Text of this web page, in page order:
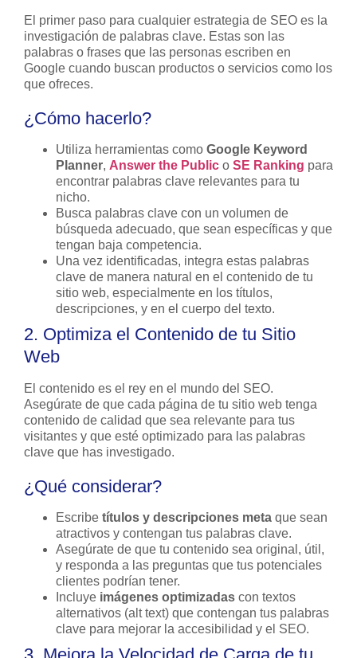
El primer paso para cualquier estrategia de SEO es la
investigación de palabras clave. Estas son las
palabras o frases que las personas escriben en
Google cuando buscan productos o servicios como los
que ofreces.
¿Cómo hacerlo?
Utiliza herramientas como Google Keyword
Planner, Answer the Public o SE Ranking para
encontrar palabras clave relevantes para tu
nicho.
Busca palabras clave con un volumen de
búsqueda adecuado, que sean específicas y que
tengan baja competencia.
Una vez identificadas, integra estas palabras
clave de manera natural en el contenido de tu
sitio web, especialmente en los títulos,
descripciones, y en el cuerpo del texto.
2. Optimiza el Contenido de tu Sitio
Web
El contenido es el rey en el mundo del SEO.
Asegúrate de que cada página de tu sitio web tenga
contenido de calidad que sea relevante para tus
visitantes y que esté optimizado para las palabras
clave que has investigado.
¿Qué considerar?
Escribe títulos y descripciones meta que sean
atractivos y contengan tus palabras clave.
Asegúrate de que tu contenido sea original, útil,
y responda a las preguntas que tus potenciales
clientes podrían tener.
Incluye imágenes optimizadas con textos
alternativos (alt text) que contengan tus palabras
clave para mejorar la accesibilidad y el SEO.